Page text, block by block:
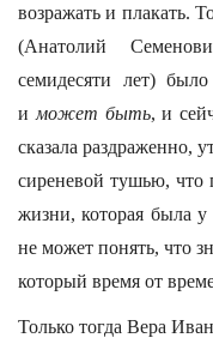
возражать и плакать.
(Анатолий
семидесяти лет)
и может быть, и
сказала раздраженно,
сиреневой тушью, что
жизни, которая была
не может понять, что
который время от
Только тогда Вера